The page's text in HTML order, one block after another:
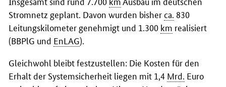
Stromnetz geplant. Davon wurden bisherca. 830
Leitungskilometer genehmigt und 1.300 km realisiert
(BBPlG und EnLAG).
Gleichwohl bleibt festzustellen: Die Kosten für den
Erhalt der Systemsicherheit liegen mit 1,4 Mrd. Euro